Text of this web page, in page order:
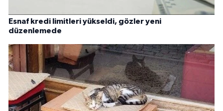
Esnaf kredi limitleri yükseldi, gözler yeni
düzenlemede